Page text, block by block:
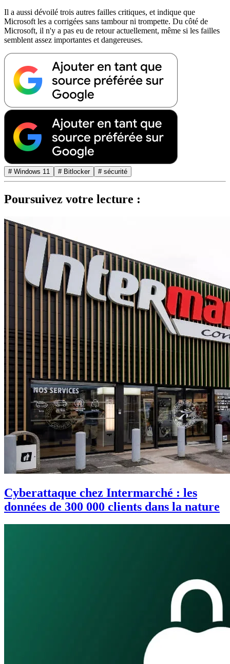
Il a aussi dévoilé trois autres failles critiques, et indique que
Microsoft les a corrigées sans tambour ni trompette. Du côté de
Microsoft, il n'y a pas eu de retour actuellement, même si les failles
semblent assez importantes et dangereuses.
# Windows 11 # Bitlocker # sécurité
Poursuivez votre lecture :
Cyberattaque chez Intermarché : les
données de 300 000 clients dans la nature